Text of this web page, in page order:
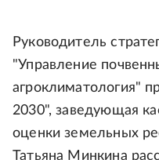
Руководитель
"Управление
агроклиматология"
2030", заведующая
оценки земельных
Татьяна Минкина